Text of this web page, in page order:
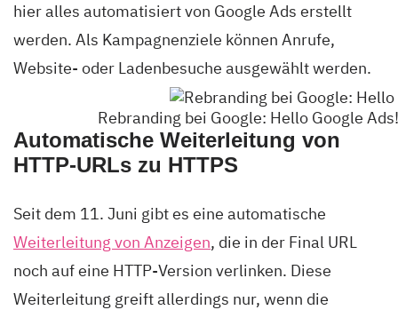
hier alles automatisiert von Google Ads erstellt
werden. Als Kampagnenziele können Anrufe,
Website- oder Ladenbesuche ausgewählt werden.
Rebranding bei Google: Hello Google
Automatische Weiterleitung von
HTTP-URLs zu HTTPS
Seit dem 11. Juni gibt es eine automatische
Weiterleitung von Anzeigen, die in der Final URL
noch auf eine HTTP-Version verlinken. Diese
Weiterleitung greift allerdings nur, wenn die